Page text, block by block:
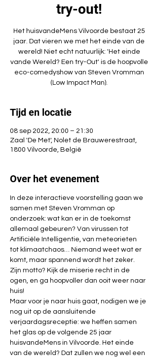
try-out!
Het huisvandeMens Vilvoorde bestaat 25
jaar. Dat vieren we met het einde van de
wereld! Niet echt natuurlijk: 'Het einde
vande Wereld? Een try-Out' is de hoopvolle
eco-comedyshow van Steven Vromman
(Low Impact Man).
Tijd en locatie
08 sep 2022, 20:00 – 21:30
Zaal 'De Met', Nolet de Brauwerestraat,
1800 Vilvoorde, België
Over het evenement
In deze interactieve voorstelling gaan we
samen met Steven Vromman op
onderzoek: wat kan er in de toekomst
allemaal gebeuren? Van virussen tot
Artificiële Intelligentie, van meteorieten
tot klimaatchaos… Niemand weet wat er
komt, maar spannend wordt het zeker.
Zijn motto? Kijk de miserie recht in de
ogen, en ga hoopvoller dan ooit weer naar
huis!
Maar voor je naar huis gaat, nodigen we je
nog uit op de aansluitende
verjaardagsreceptie: we heffen samen
het glas op de volgende 25 jaar
huisvandeMens in Vilvoorde. Het einde
van de wereld? Dat zullen we nog wel een